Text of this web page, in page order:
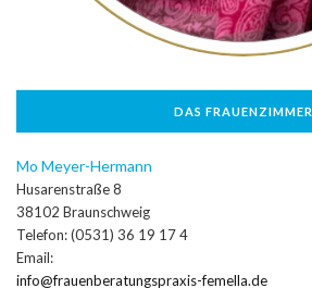
DAS FRAUENZIMMER
Mo Meyer-Hermann
Husarenstraße 8
38102 Braunschweig
Telefon: (0531) 36 19 17 4
Email:
info@frauenberatungspraxis-femella.de